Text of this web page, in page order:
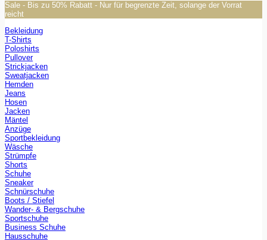
Sale - Bis zu 50% Rabatt - Nur für begrenzte Zeit, solange der Vorrat
reicht
Bekleidung
T-Shirts
Poloshirts
Pullover
Strickjacken
Sweatjacken
Hemden
Jeans
Hosen
Jacken
Mäntel
Anzüge
Sportbekleidung
Wäsche
Strümpfe
Shorts
Schuhe
Sneaker
Schnürschuhe
Boots / Stiefel
Wander- & Bergschuhe
Sportschuhe
Business Schuhe
Hausschuhe